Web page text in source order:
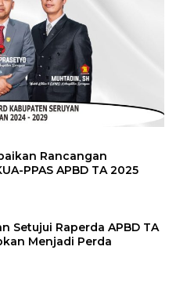
Rancangan
PPAS APBD TA 2025
Setujui Raperda APBD TA
Menjadi Perda